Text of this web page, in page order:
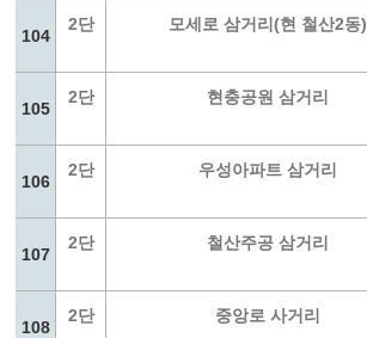
104
2단 모세로 삼거리(현 철산2동)
105
2단 현충공원 삼거리
106
2단 우성아파트 삼거리
107
2단 철산주공 삼거리
108
2단 중앙로 사거리